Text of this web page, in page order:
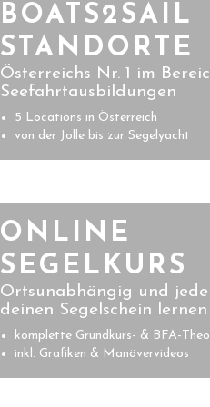
BOATS2SAIL
STANDORTE
Österreichs Nr. 1 im
Seefahrtausbildungen
5 Locations in Österreich
von der Jolle bis zur Segelyacht
ONLINE
SEGELKURS
Ortsunabhängig und
deinen Segelschein lernen
komplette Grundkurs- & BFA-
inkl. Grafiken & Manövervideos